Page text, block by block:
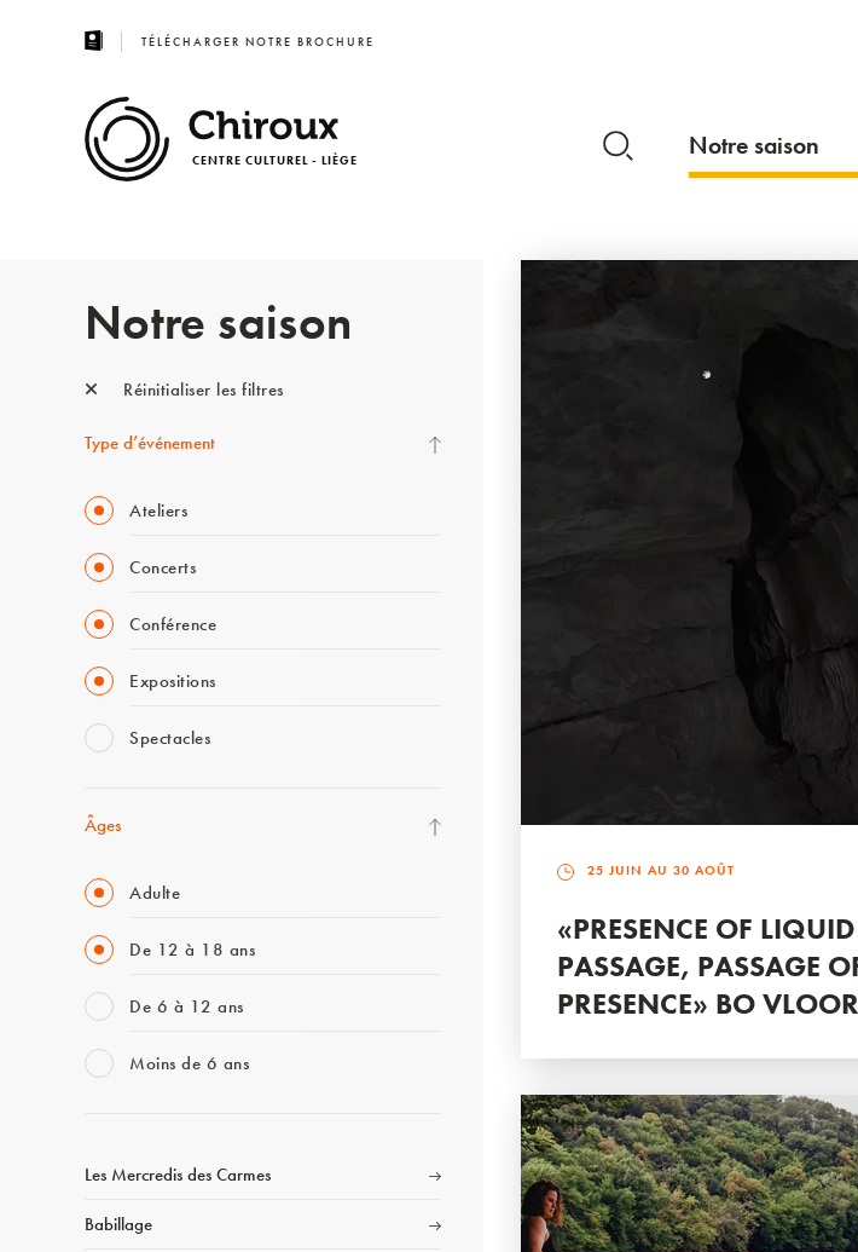
TÉLÉCHARGER NOTRE BROCHURE
CENTRE CULTUREL - LIÈGE Notre saison
Notre saison
Réinitialiser les filtres
Type d’événement
Ateliers
Concerts
Conférence
Expositions
Spectacles
Âges
Adulte
De 12 à 18 ans
De 6 à 12 ans
Moins de 6 ans
Les Mercredis des Carmes
Babillage
25 JUIN AU 30 AOÛT
«PRESENCE OF LIQUID
PASSAGE, PASSAGE
PRESENCE» BO